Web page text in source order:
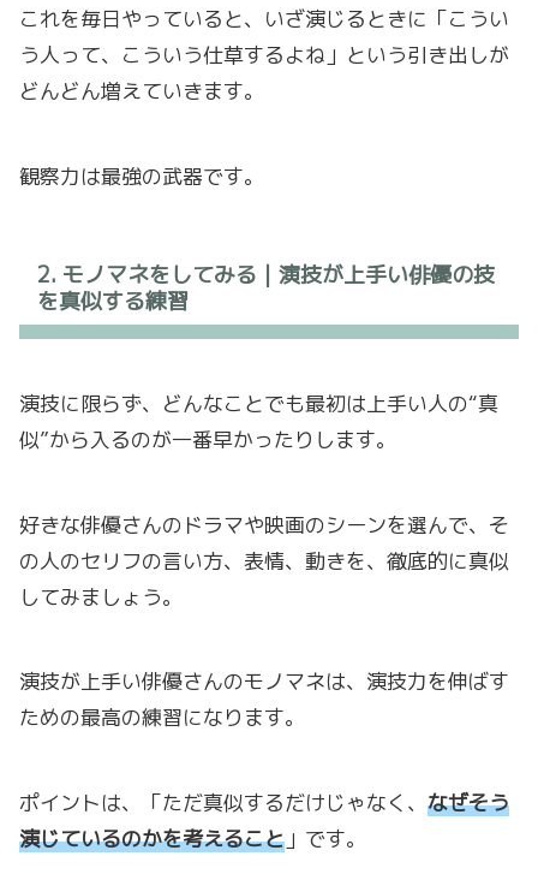
これを毎日やっていると、いざ演じるときに「こうい
う人って、こういう仕草するよね」という引き出しが
どんどん増えていきます。
観察力は最強の武器です。
2. モノマネをしてみる｜演技が上手い俳優の技
を真似する練習
演技に限らず、どんなことでも最初は上手い人の“真
似”から入るのが一番早かったりします。
好きな俳優さんのドラマや映画のシーンを選んで、そ
の人のセリフの言い方、表情、動きを、徹底的に真似
してみましょう。
演技が上手い俳優さんのモノマネは、演技力を伸ばす
ための最高の練習になります。
ポイントは、「ただ真似するだけじゃなく、 なぜそう
演じているのかを考えること 」です。